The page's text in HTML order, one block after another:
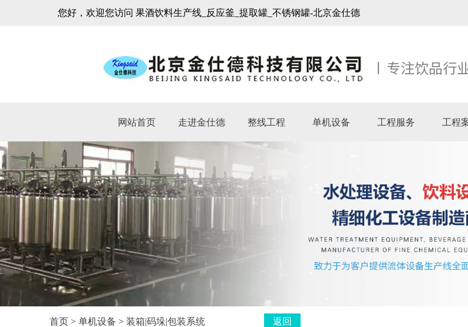
您好，欢迎您访问 果酒饮料生产线_反应釜_提取罐_不锈钢罐-北京金仕德
网站首页 走进金仕德 整线工程 单机设备 工程服务 工程
首页 > 单机设备 > 装箱|码垛|包装系统 返回